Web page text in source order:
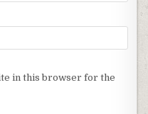
in this browser for the